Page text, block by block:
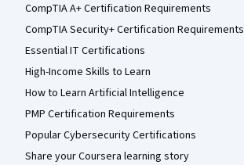
CompTIA A+ Certification Requirements
CompTIA Security+ Certification Requirements
Essential IT Certifications
High-Income Skills to Learn
How to Learn Artificial Intelligence
PMP Certification Requirements
Popular Cybersecurity Certifications
Share your Coursera learning story